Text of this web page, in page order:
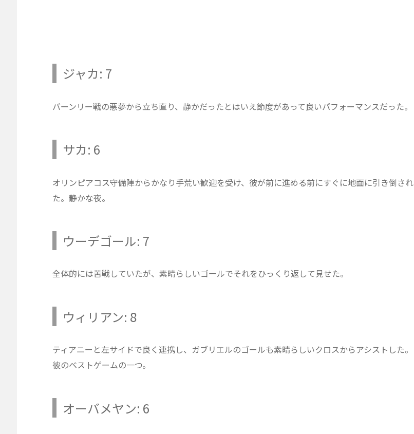
ジャカ: 7
バーンリー戦の悪夢から立ち直り、静かだったとはいえ節度があって良いパフォーマンスだった。
サカ: 6
オリンピアコス守備陣からかなり手荒い歓迎を受け、彼が前に進める前にすぐに地面に引き倒され
た。静かな夜。
ウーデゴール: 7
全体的には苦戦していたが、素晴らしいゴールでそれをひっくり返して見せた。
ウィリアン: 8
ティアニーと左サイドで良く連携し、ガブリエルのゴールも素晴らしいクロスからアシストした。
彼のベストゲームの一つ。
オーバメヤン: 6